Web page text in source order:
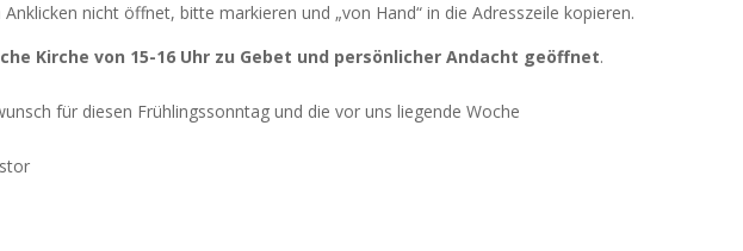
Anklicken nicht öffnet, bitte markieren und „von Hand“ in die Adresszeile kopieren.
Kirche von 15-16 Uhr zu Gebet und persönlicher Andacht geöffnet.
für diesen Frühlingssonntag und die vor uns liegende Woche